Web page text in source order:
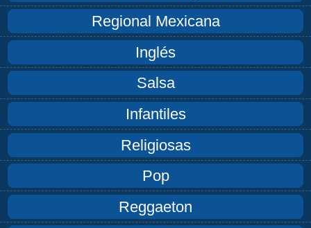
Regional Mexicana
Inglés
Salsa
Infantiles
Religiosas
Pop
Reggaeton